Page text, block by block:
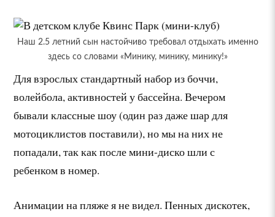
Наш 2.5 летний сын настойчиво требовал отдыхать именно
здесь со словами «Минику, минику, минику!»
Для взрослых стандартный набор из боччи,
волейбола, активностей у бассейна. Вечером
бывали классные шоу (один раз даже шар для
мотоциклистов поставили), но мы на них не
попадали, так как после мини-диско шли с
ребенком в номер.
Анимации на пляже я не видел. Пенных дискотек,